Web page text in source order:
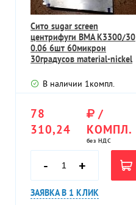
Сито sugar screen
центрифуги BMA K3300/30
0.06 6шт 60микрон
30градусов material-nickel
В наличии 1компл.
78
310,24
/
КОМПЛ.
без НДС
- +
ЗАЯВКА В 1 КЛИК